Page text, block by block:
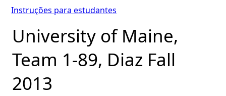
University of Maine,
Team 1-89, Diaz Fall
2013
Instruções para estudantes